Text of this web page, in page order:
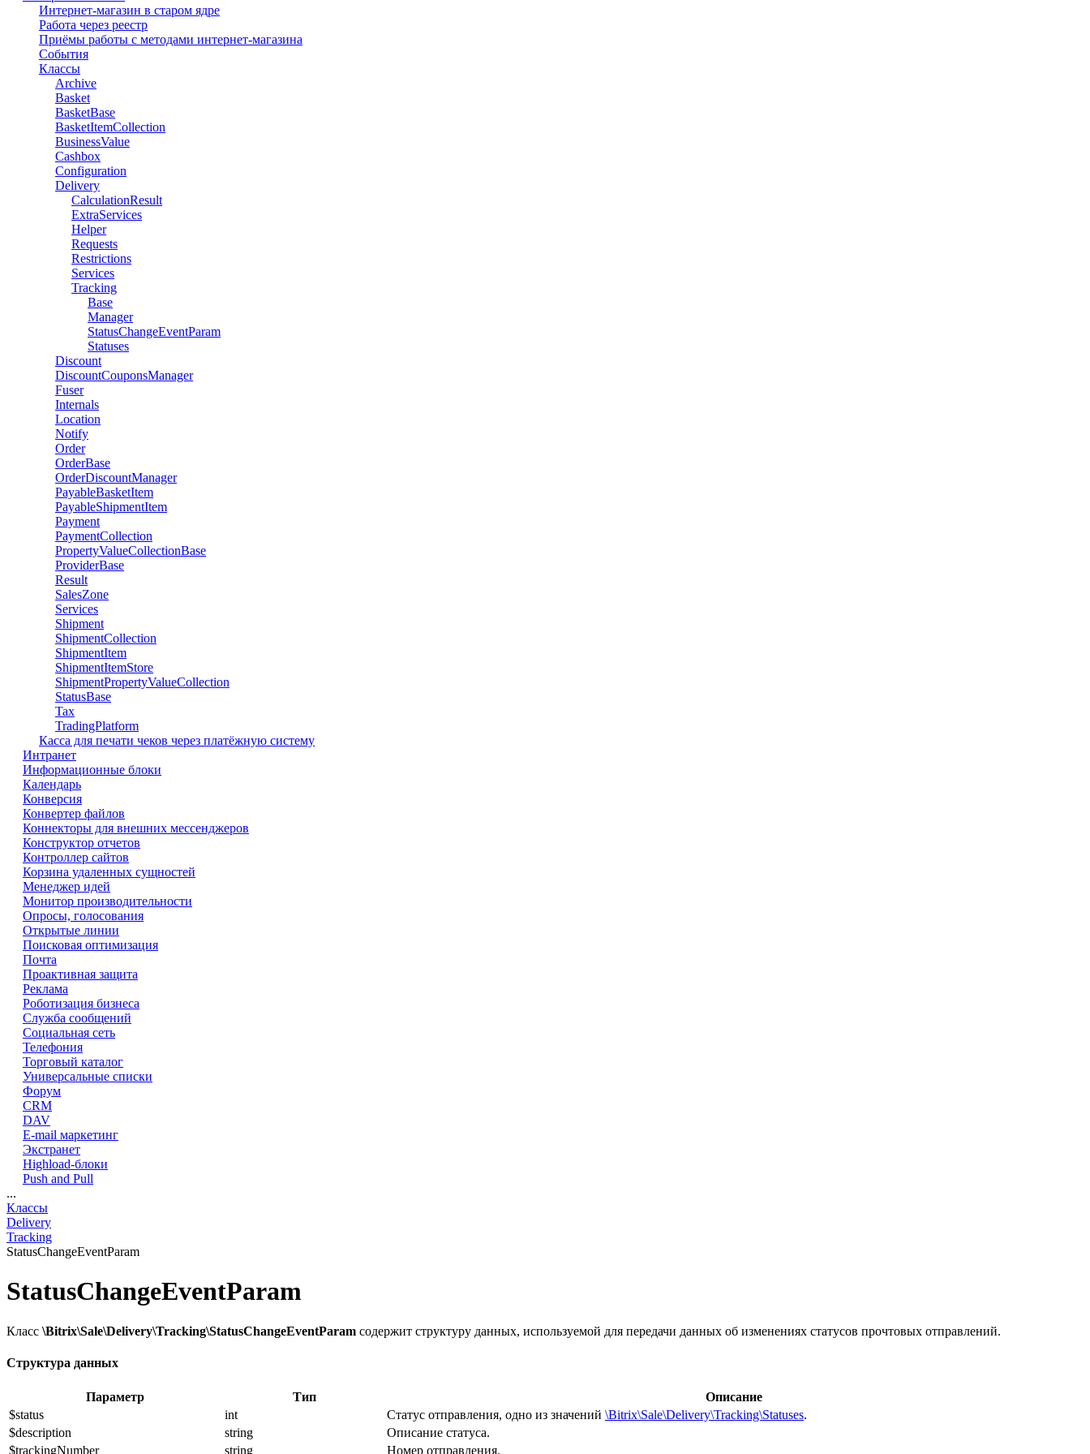
Интернет-магазин в старом ядре
Работа через реестр
Приёмы работы с методами интернет-магазина
События
Классы
Archive
Basket
BasketBase
BasketItemCollection
BusinessValue
Cashbox
Configuration
Delivery
CalculationResult
ExtraServices
Helper
Requests
Restrictions
Services
Tracking
Base
Manager
StatusChangeEventParam
Statuses
Discount
DiscountCouponsManager
Fuser
Internals
Location
Notify
Order
OrderBase
OrderDiscountManager
PayableBasketItem
PayableShipmentItem
Payment
PaymentCollection
PropertyValueCollectionBase
ProviderBase
Result
SalesZone
Services
Shipment
ShipmentCollection
ShipmentItem
ShipmentItemStore
ShipmentPropertyValueCollection
StatusBase
Tax
TradingPlatform
Касса для печати чеков через платёжную систему
Интранет
Информационные блоки
Календарь
Конверсия
Конвертер файлов
Коннекторы для внешних мессенджеров
Конструктор отчетов
Контроллер сайтов
Корзина удаленных сущностей
Менеджер идей
Монитор производительности
Опросы, голосования
Открытые линии
Поисковая оптимизация
Почта
Проактивная защита
Реклама
Роботизация бизнеса
Служба сообщений
Социальная сеть
Телефония
Торговый каталог
Универсальные списки
Форум
CRM
DAV
E-mail маркетинг
Экстранет
Highload-блоки
Push and Pull
...
Классы
Delivery
Tracking
StatusChangeEventParam
StatusChangeEventParam
Класс \Bitrix\Sale\Delivery\Tracking\StatusChangeEventParam содержит структуру данных, используемой для передачи данных об изменениях статусов прочтовых отправлений.
Структура данных
Параметр Тип
Описание
$status
int Статус отправления, одно из значений \Bitrix\Sale\Delivery\Tracking\Statuses.
$description
string
Описание статуса.
$trackingNumber
string Номер отправления.